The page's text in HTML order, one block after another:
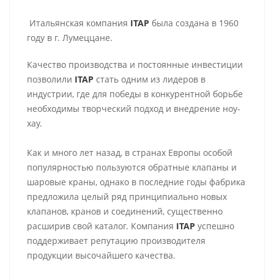
Итальянская компания ITAP была создана в 1960
году в г. Лумеццане.
Качество производства и постоянные инвестиции
позволили ITAP стать одним из лидеров в
индустрии, где для победы в конкурентной борьбе
необходимы творческий подход и внедрение ноу-
хау.
Как и много лет назад, в странах Европы особой
популярностью пользуются обратные клапаны и
шаровые краны, однако в последние годы фабрика
предложила целый ряд принципиально новых
клапанов, кранов и соединений, существенно
расширив свой каталог. Компания ITAP успешно
поддерживает репутацию производителя
продукции высочайшего качества.